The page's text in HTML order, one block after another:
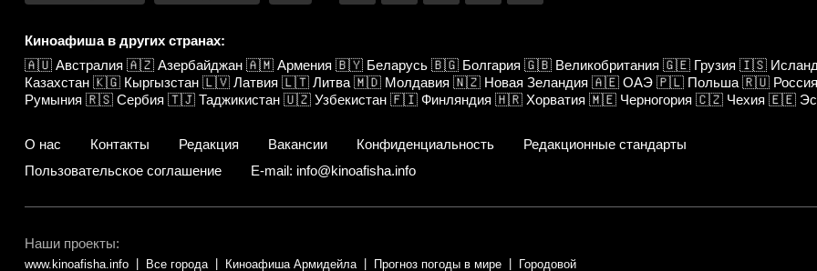
Киноафиша в других странах:
🇦🇺 Австралия 🇦🇿 Азербайджан 🇦🇲 Армения 🇧🇾 Беларусь 🇧🇬 Болгария 🇬🇧 Великобритания 🇬🇪 Грузия 🇮🇸
Казахстан 🇰🇬 Кыргызстан 🇱🇻 Латвия 🇱🇹 Литва 🇲🇩 Молдавия 🇳🇿 Новая Зеландия 🇦🇪 ОАЭ 🇵🇱 Польша 🇷🇺 Россия
Румыния 🇷🇸 Сербия 🇹🇯 Таджикистан 🇺🇿 Узбекистан 🇫🇮 Финляндия 🇭🇷 Хорватия 🇲🇪 Черногория 🇨🇿 Чехия 🇪🇪
О нас Контакты Редакция Вакансии Конфиденциальность
Редакционные стандарты
Пользовательское соглашение
E-mail: info@kinoafisha.info
Наши проекты:
www.kinoafisha.info Все города Киноафиша Армидейла Прогноз погоды в мире Городовой